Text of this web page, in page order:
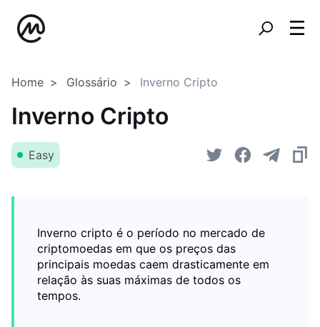
Home Glossário Inverno Cripto
Inverno Cripto
Easy
Inverno cripto é o período no mercado de
criptomoedas em que os preços das
principais moedas caem drasticamente em
relação às suas máximas de todos os
tempos.